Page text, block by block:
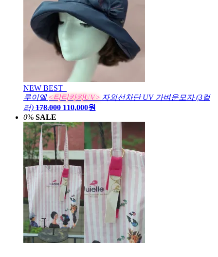
NEW BEST
루이엘 <티티카카UV> 자외선차단 UV 가벼운모자 (3컬
러) 178,000 110,000원
0% SALE